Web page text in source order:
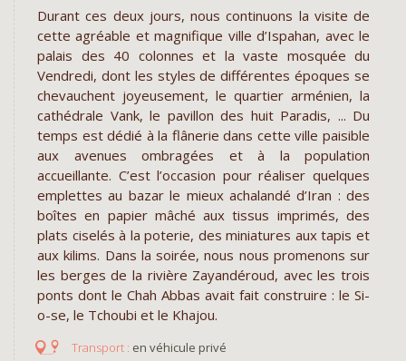
Durant ces deux jours, nous continuons la visite de
cette agréable et magnifique ville d’Ispahan, avec le
palais des 40 colonnes et la vaste mosquée du
Vendredi, dont les styles de différentes époques se
chevauchent joyeusement, le quartier arménien, la
cathédrale Vank, le pavillon des huit Paradis, ... Du
temps est dédié à la flânerie dans cette ville paisible
aux avenues ombragées et à la population
accueillante. C’est l’occasion pour réaliser quelques
emplettes au bazar le mieux achalandé d’Iran : des
boîtes en papier mâché aux tissus imprimés, des
plats ciselés à la poterie, des miniatures aux tapis et
aux kilims. Dans la soirée, nous nous promenons sur
les berges de la rivière Zayandéroud, avec les trois
ponts dont le Chah Abbas avait fait construire : le Si-
o-se, le Tchoubi et le Khajou.
en véhicule privé